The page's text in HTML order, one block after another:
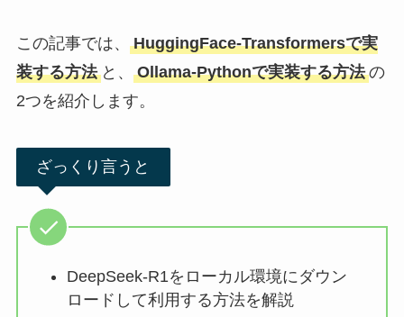
この記事では、
HuggingFace-Transformersで実
装する方法 と、 Ollama-Pythonで実装する方法 の
2つを紹介します。
ざっくり言うと
DeepSeek-R1をローカル環境にダウン
ロードして利用する方法を解説